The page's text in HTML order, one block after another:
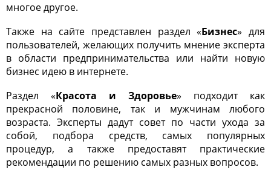
многое другое.
Также на сайте представлен раздел «Бизнес» для
пользователей, желающих получить мнение эксперта
в области предпринимательства или найти новую
бизнес идею в интернете.
Раздел «Красота и Здоровье» подходит как
прекрасной половине, так и мужчинам любого
возраста. Эксперты дадут совет по части ухода за
собой, подбора средств, самых популярных
процедур, а также предоставят практические
рекомендации по решению самых разных вопросов.